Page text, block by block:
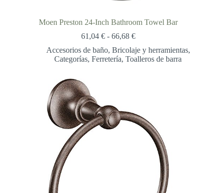
Moen Preston 24-Inch Bathroom Towel Bar
61,04 € - 66,68 €Rango
precios:
desde
Accesorios de baño, Bricolaje y herramientas,
Categorías,Ferretería,Toalleros de barra